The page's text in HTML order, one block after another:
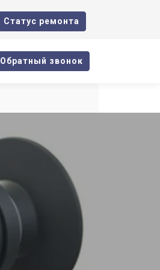
Cтатус ремонта
Oбратный звонок